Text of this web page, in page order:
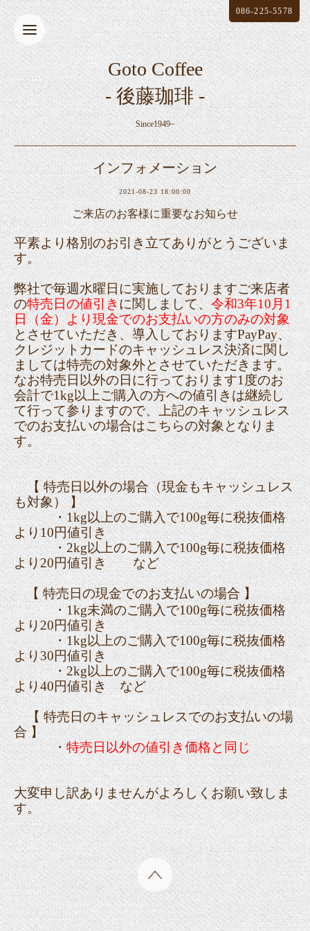
Goto Coffee
- 後藤珈琲 -
Since1949~
086-225-5578
インフォメーション
2021-08-23 18:00:00
ご来店のお客様に重要なお知らせ
平素より格別のお引き立てありがとうございま
す。
弊社で毎週水曜日に実施しておりますご来店者
の特売日の値引き に関しまして、 令和3年10月1
日（金）より現金でのお支払いの方のみの対象
とさせていただき、導入しておりますPayPay、
クレジットカードのキャッシュレス決済に関し
ましては特売の対象外とさせていただきます。
なお特売日以外の日に行っております1度のお
会計で1kg以上ご購入の方への値引きは継続し
て行って参りますので、上記のキャッシュレス
でのお支払いの場合はこちらの対象となりま
す。
【 特売日以外の場合（現金もキャッシュレス
も対象） 】
・1kg以上のご購入で100g毎に税抜価格
より10円値引き
・2kg以上のご購入で100g毎に税抜価格
より20円値引き など
【 特売日の現金でのお支払いの場合 】
・1kg未満のご購入で100g毎に税抜価格
より20円値引き
・1kg以上のご購入で100g毎に税抜価格
より30円値引き
・2kg以上のご購入で100g毎に税抜価格
より40円値引き など
【 特売日のキャッシュレスでのお支払いの場
合 】
・特売日以外の値引き価格と同じ
大変申し訳ありませんがよろしくお願い致しま
す。